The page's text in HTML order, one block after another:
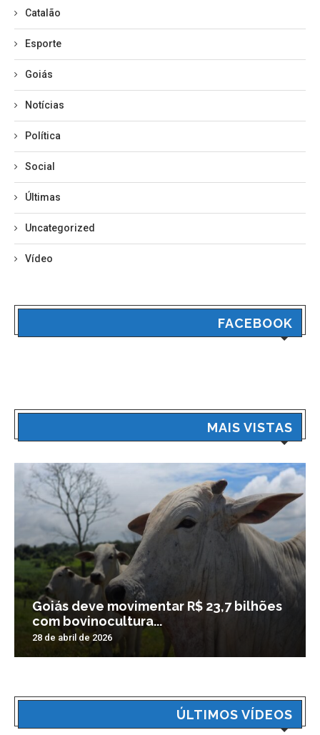
Catalão
Esporte
Goiás
Notícias
Política
Social
Últimas
Uncategorized
Vídeo
FACEBOOK
MAIS VISTAS
Goiás deve movimentar R$ 23,7 bilhões
com bovinocultura...
28 de abril de 2026
ÚLTIMOS VÍDEOS